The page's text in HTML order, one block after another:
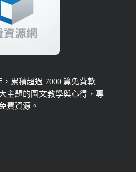
累積超過 7000 篇免費軟
主題的圖文教學與心得，專
費資源。